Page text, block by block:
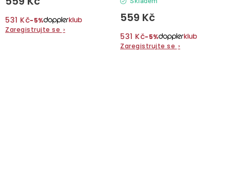
531 Kč−5%
Zaregistrujte se ›
559 Kč
531 Kč−5%
Zaregistrujte se ›